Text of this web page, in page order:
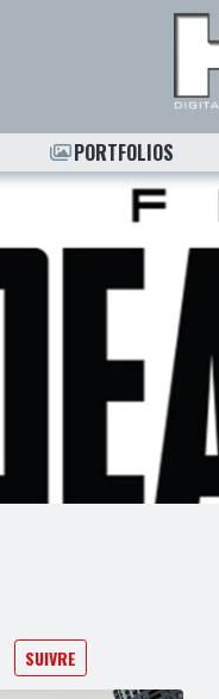
PORTFOLIOS
SUIVRE